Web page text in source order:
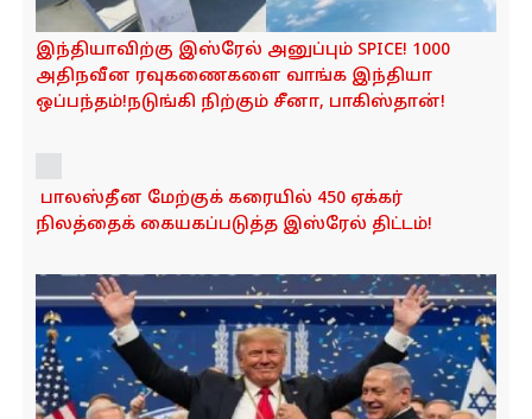
பாதுகாப்புக்காக காசாவில் இருந்து கொண்டு